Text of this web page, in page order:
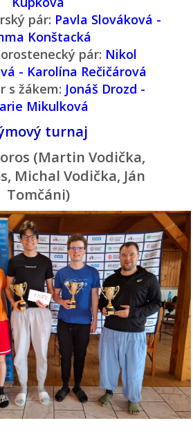
pár: Pavla Slováková -
Konštacká
pár: Nikol
- Karolína Rečičárová
s žákem: Jonáš Drozd -
Mikulková
turnaj
(Martin Vodička,
Michal Vodička, Ján
Tomčáni)